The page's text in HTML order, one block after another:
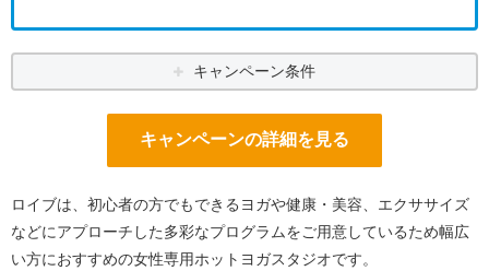
キャンペーン条件
キャンペーンの詳細を見る
ロイブは、初心者の方でもできるヨガや健康・美容、エクササイズ
などにアプローチした多彩なプログラムをご用意しているため幅広
い方におすすめの女性専用ホットヨガスタジオです。